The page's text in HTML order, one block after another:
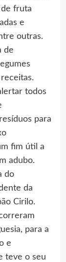
fruta
e
outras.
de
todos
para
fim útil a
adubo.
do
da
Cirilo.
para a
e
teve o seu